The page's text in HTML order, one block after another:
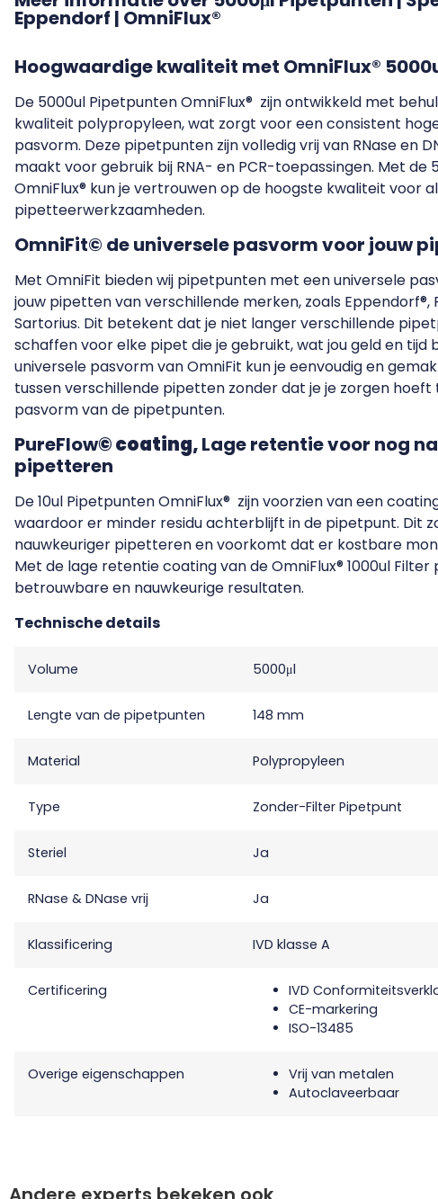
Eppendorf | OmniFlux®
Hoogwaardige kwaliteit met OmniFlux®
De 5000ul Pipetpunten OmniFlux® zijn ontwikkeld met
kwaliteit polypropyleen, wat zorgt voor een consistent
pasvorm. Deze pipetpunten zijn volledig vrij van RNase en
maakt voor gebruik bij RNA- en PCR-toepassingen. Met de
OmniFlux® kun je vertrouwen op de hoogste kwaliteit voor
pipetteerwerkzaamheden.
OmniFit© de universele pasvorm voor jouw
Met OmniFit bieden wij pipetpunten met een universele
jouw pipetten van verschillende merken, zoals Eppendorf®,
Sartorius. Dit betekent dat je niet langer verschillende
schaffen voor elke pipet die je gebruikt, wat jou geld en tijd
universele pasvorm van OmniFit kun je eenvoudig en
tussen verschillende pipetten zonder dat je je zorgen
pasvorm van de pipetpunten.
PureFlow© coating,Lage retentie voor nog
pipetteren
De 10ul Pipetpunten OmniFlux® zijn voorzien van een
waardoor er minder residu achterblijft in de pipetpunt. Dit
nauwkeuriger pipetteren en voorkomt dat er kostbare
Met de lage retentie coating van de OmniFlux® 1000ul
betrouwbare en nauwkeurige resultaten.
Technische details
Volume 5000μl
Lengte van de pipetpunten 148 mm
Material Polypropyleen
Type Zonder-Filter Pipetpunt
Steriel Ja
RNase & DNase vrij Ja
Klassificering IVD klasse A
Certificering
IVD
CE-markering
ISO-13485
Overige eigenschappen
Vrij van metalen
Autoclaveerbaar